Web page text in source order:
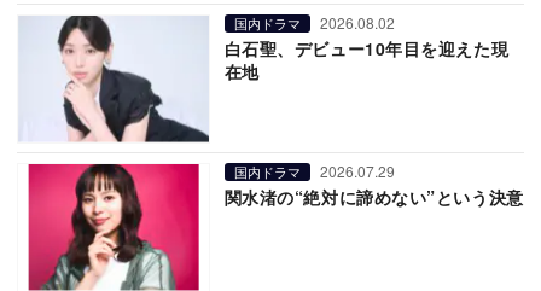
国内ドラマ 2026.08.02
白石聖、デビュー10年目を迎えた現
在地
国内ドラマ 2026.07.29
関水渚の“絶対に諦めない”という決意